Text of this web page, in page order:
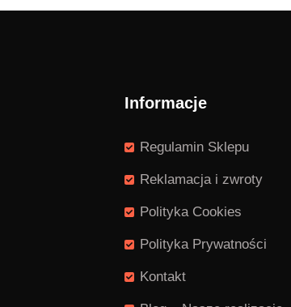
Informacje
Regulamin Sklepu
Reklamacja i zwroty
Polityka Cookies
Polityka Prywatności
Kontakt